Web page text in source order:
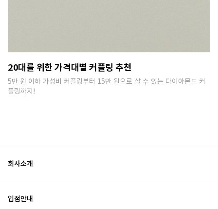
20대를 위한 가격대별 커플링 추천
5만 원 이하 가성비 커플링부터 15만 원으로 살 수 있는 다이아몬드 커
플링까지!
회사소개
입점안내